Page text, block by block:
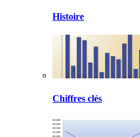
Histoire
Chiffres clés